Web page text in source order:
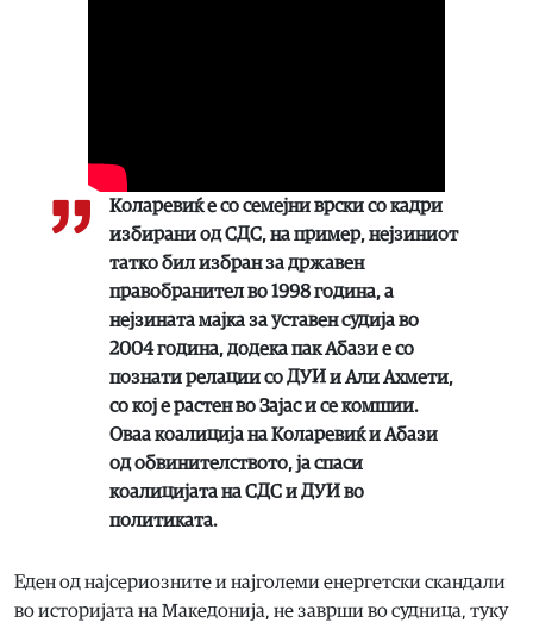
Коларевиќ е со семејни врски со кадри
избирани од СДС, на пример, нејзиниот
татко бил избран за државен
правобранител во 1998 година, а
нејзината мајка за уставен судија во
2004 година, додека пак Абази е со
познати релации со ДУИ и Али Ахмети,
со кој е растен во Зајас и се комшии.
Оваа коалиција на Коларевиќ и Абази
од обвинителството, ја спаси
коалицијата на СДС и ДУИ во
политиката.
Еден од најсериозните и најголеми енергетски скандали
во историјата на Македонија, не заврши во судница, туку